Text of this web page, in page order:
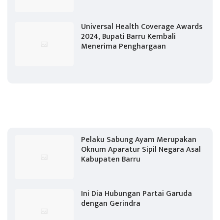
Universal Health Coverage Awards
2024, Bupati Barru Kembali
Menerima Penghargaan
Pelaku Sabung Ayam Merupakan
Oknum Aparatur Sipil Negara Asal
Kabupaten Barru
Ini Dia Hubungan Partai Garuda
dengan Gerindra